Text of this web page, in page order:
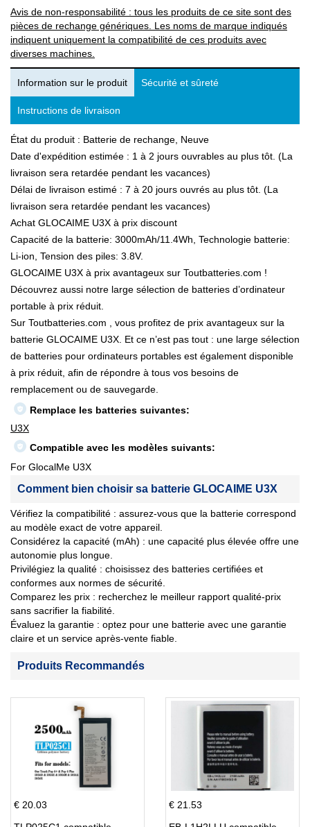
Avis de non-responsabilité : tous les produits de ce site sont des
pièces de rechange génériques. Les noms de marque indiqués
indiquent uniquement la compatibilité de ces produits avec
diverses machines.
Information sur le produit Sécurité et sûreté
Instructions de livraison
État du produit : Batterie de rechange, Neuve
Date d'expédition estimée : 1 à 2 jours ouvrables au plus tôt. (La
livraison sera retardée pendant les vacances)
Délai de livraison estimé : 7 à 20 jours ouvrés au plus tôt. (La
livraison sera retardée pendant les vacances)
Achat GLOCAIME U3X à prix discount
Capacité de la batterie: 3000mAh/11.4Wh, Technologie batterie:
Li-ion, Tension des piles: 3.8V.
GLOCAIME U3X à prix avantageux sur Toutbatteries.com !
Découvrez aussi notre large sélection de batteries d’ordinateur
portable à prix réduit.
Sur Toutbatteries.com , vous profitez de prix avantageux sur la
batterie GLOCAIME U3X. Et ce n’est pas tout : une large sélection
de batteries pour ordinateurs portables est également disponible
à prix réduit, afin de répondre à tous vos besoins de
remplacement ou de sauvegarde.
Remplace les batteries suivantes:
U3X
Compatible avec les modèles suivants:
For GlocalMe U3X
Comment bien choisir sa batterie GLOCAIME U3X
Vérifiez la compatibilité : assurez-vous que la batterie correspond
au modèle exact de votre appareil.
Considérez la capacité (mAh) : une capacité plus élevée offre une
autonomie plus longue.
Privilégiez la qualité : choisissez des batteries certifiées et
conformes aux normes de sécurité.
Comparez les prix : recherchez le meilleur rapport qualité-prix
sans sacrifier la fiabilité.
Évaluez la garantie : optez pour une batterie avec une garantie
claire et un service après-vente fiable.
Produits Recommandés
€ 20.03
€ 21.53